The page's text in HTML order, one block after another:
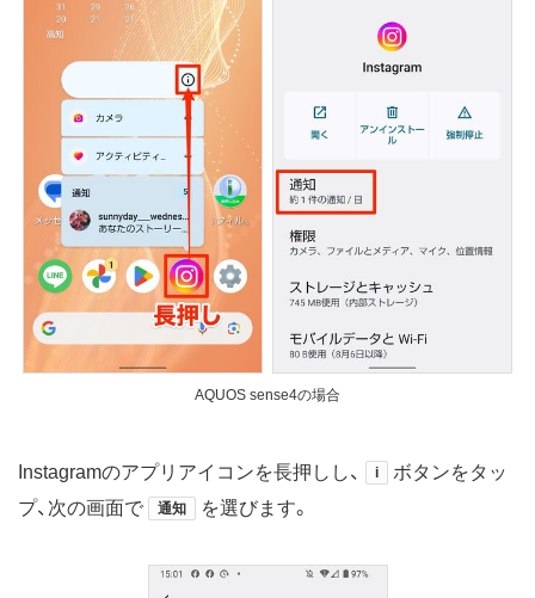
AQUOS sense4の場合
Instagramのアプリアイコンを長押しし、 i
ボタンをタッ
プ、次の画面で
通知 を選びます。